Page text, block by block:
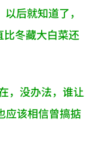
后就知道了，
冬藏大白菜还
，没办法，谁让
应该相信曾搞掂